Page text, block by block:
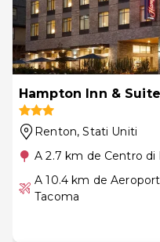
Hampton Inn &
Renton, Stati Uniti
A 2.7 km de Centro di
A 10.4 km de
Tacoma